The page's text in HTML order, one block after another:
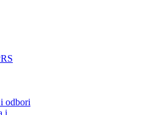
odbori
i